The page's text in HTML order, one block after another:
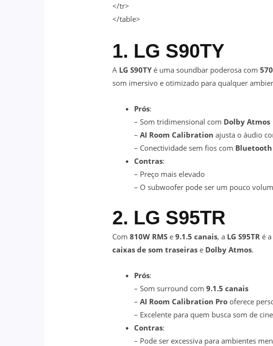
</tr>
</table>
1. LG S90TY
A LG S90TY é uma soundbar poderosa com
som imersivo e otimizado para qualquer
Prós:
– Som tridimensional com Dolby Atmos
– AI Room Calibration ajusta o áudio
– Conectividade sem fios com Bluetooth
Contras:
– Preço mais elevado
– O subwoofer pode ser um pouco
2. LG S95TR
Com 810W RMS e 9.1.5 canais, a LG S95TR é
caixas de som traseiras e Dolby Atmos.
Prós:
– Som surround com 9.1.5 canais
– AI Room Calibration Pro oferece
– Excelente para quem busca som de
Contras:
– Pode ser excessiva para ambientes